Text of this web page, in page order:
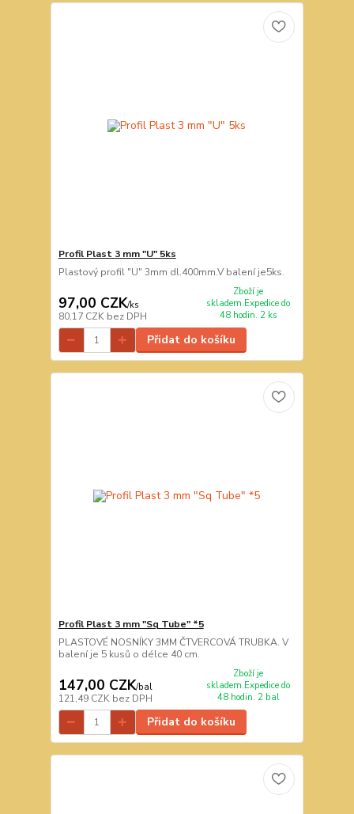
Profil Plast 3 mm "U" 5ks
Plastový profil "U" 3mm dl.400mm.V balení je5ks.
97,00 CZK/ks
80,17 CZK bez DPH
Zboží je
skladem.Expedice do
48 hodin. 2 ks
Přidat do košíku
Profil Plast 3 mm "Sq Tube" *5
PLASTOVÉ NOSNÍKY 3MM ČTVERCOVÁ TRUBKA. V
balení je 5 kusů o délce 40 cm.
147,00 CZK/bal
121,49 CZK bez DPH
Zboží je
skladem.Expedice do
48 hodin. 2 bal
Přidat do košíku